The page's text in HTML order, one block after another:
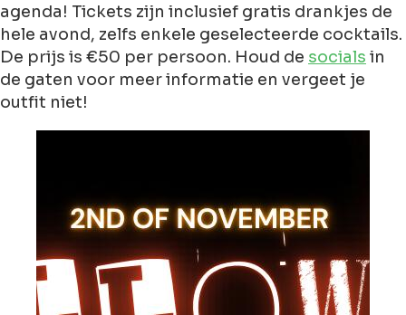
agenda! Tickets zijn inclusief gratis drankjes de
hele avond, zelfs enkele geselecteerde cocktails.
De prijs is €50 per persoon. Houd de socials in
de gaten voor meer informatie en vergeet je
outfit niet!